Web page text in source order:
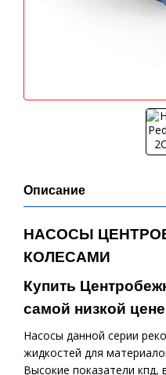
Описание
НАСОСЫ
КОЛЕСАМИ
Купить
самой низкой
Насосы данной серии
жидкостей для
Высокие показатели